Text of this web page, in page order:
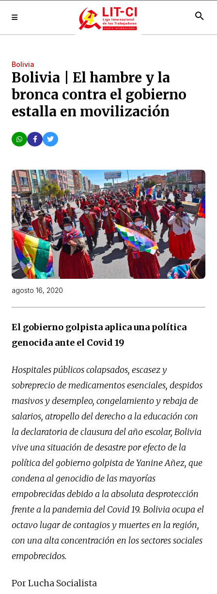
search
Bolivia
Bolivia | El hambre y la
bronca contra el gobierno
estalla en movilización
agosto 16, 2020
El gobierno golpista aplica una política
genocida ante el Covid 19
Hospitales públicos colapsados, escasez y
sobreprecio de medicamentos esenciales, despidos
masivos y desempleo, congelamiento y rebaja de
salarios, atropello del derecho a la educación con
la declaratoria de clausura del año escolar, Bolivia
vive una situación de desastre por efecto de la
política del gobierno golpista de Yanine Añez, que
condena al genocidio de las mayorías
empobrecidas debido a la absoluta desprotección
frente a la pandemia del Covid 19. Bolivia ocupa el
octavo lugar de contagios y muertes en la región,
con una alta concentración en los sectores sociales
empobrecidos.
Por Lucha Socialista